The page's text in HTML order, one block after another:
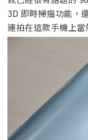
3D 即時掃描功能，
連拍在這款手機上當